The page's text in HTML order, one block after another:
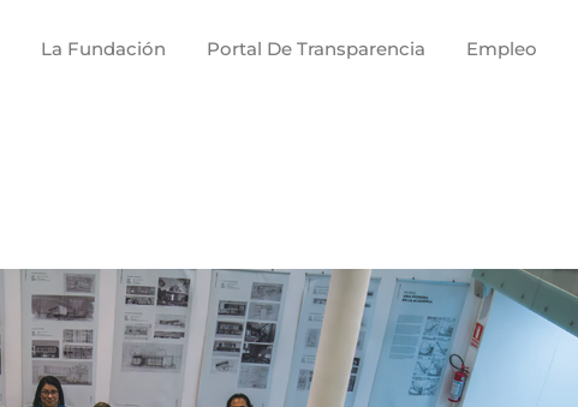
La Fundación Portal De Transparencia Empleo